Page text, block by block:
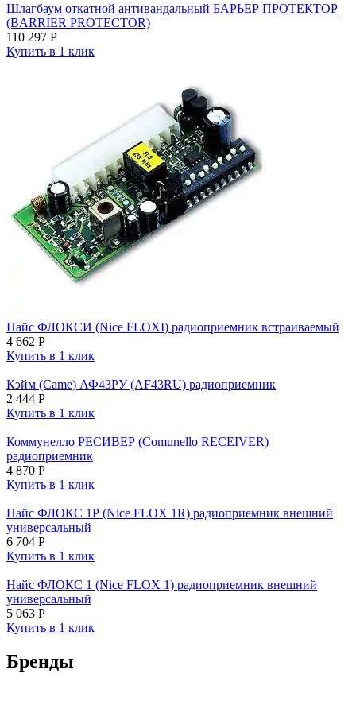
Шлагбаум откатной антивандальный БАРЬЕР ПРОТЕКТОР
(BARRIER PROTECTOR)
110 297 Р
Купить в 1 клик
Найс ФЛОКСИ (Nice FLOXI) радиоприемник встраиваемый
4 662 Р
Купить в 1 клик
Кэйм (Came) АФ43РУ (AF43RU) радиоприемник
2 444 Р
Купить в 1 клик
Коммунелло РЕСИВЕР (Comunello RECEIVER)
радиоприемник
4 870 Р
Купить в 1 клик
Найс ФЛОКС 1Р (Nice FLOX 1R) радиоприемник внешний
универсальный
6 704 Р
Купить в 1 клик
Найс ФЛОКС 1 (Nice FLOX 1) радиоприемник внешний
универсальный
5 063 Р
Купить в 1 клик
Бренды